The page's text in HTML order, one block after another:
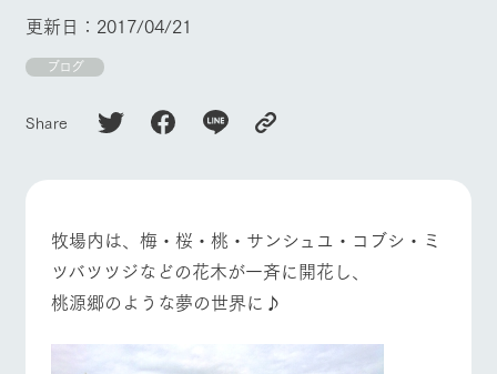
今日の牧
本日の営業時間
や牧場の天気、
状況などを毎日
Ark館ヶ森で開
催しているイベ
情報やスケジュ
ビゲート
施設・体験情報
ガーデン れあう
Ark館ヶ森について
牧場に行く
生産品を見る
牧場トップ 今日の牧場 牧場の楽しみ方
更新日：2017/04/21
ブログ
Share
牧場内は、梅・桜・桃・サンシュユ・コブシ・ミ
ツバツツジなどの花木が一斉に開花し、
桃源郷のような夢の世界に♪